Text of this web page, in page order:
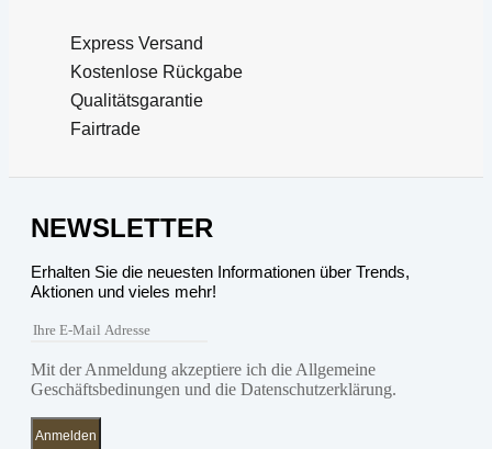
Express Versand
Kostenlose Rückgabe
Qualitätsgarantie
Fairtrade
NEWSLETTER
Erhalten Sie die neuesten Informationen über Trends,
Aktionen und vieles mehr!
Mit der Anmeldung akzeptiere ich die Allgemeine
Geschäftsbedinungen und die Datenschutzerklärung.
Anmelden